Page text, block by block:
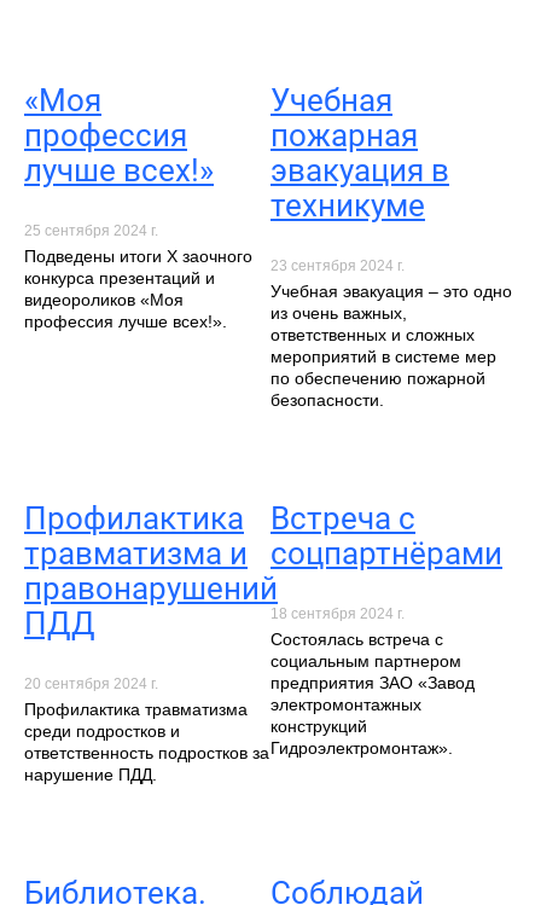
«Моя
профессия
лучше всех!»
25 сентября 2024 г.
Подведены итоги X заочного
конкурса презентаций и
видеороликов «Моя
профессия лучше всех!».
Учебная
пожарная
эвакуация в
техникуме
23 сентября 2024 г.
Учебная эвакуация – это одно
из очень важных,
ответственных и сложных
мероприятий в системе мер
по обеспечению пожарной
безопасности.
Профилактика
травматизма и
правонарушений
ПДД
20 сентября 2024 г.
Профилактика травматизма
среди подростков и
ответственность подростков за
нарушение ПДД.
Встреча с
соцпартнёрами
18 сентября 2024 г.
Состоялась встреча с
социальным партнером
предприятия ЗАО «Завод
электромонтажных
конструкций
Гидроэлектромонтаж».
Библиотека.
Соблюдай